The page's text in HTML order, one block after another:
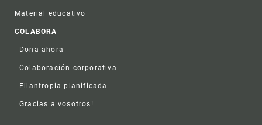
Material educativo
COLABORA
Dona ahora
Colaboración corporativa
Filantropia planificada
Gracias a vosotros!